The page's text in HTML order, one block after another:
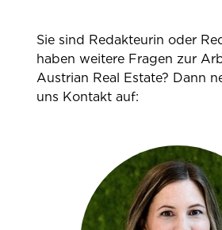
Sie sind Redakteurin oder
haben weitere Fragen zur
Austrian Real Estate? Dann
uns Kontakt auf: